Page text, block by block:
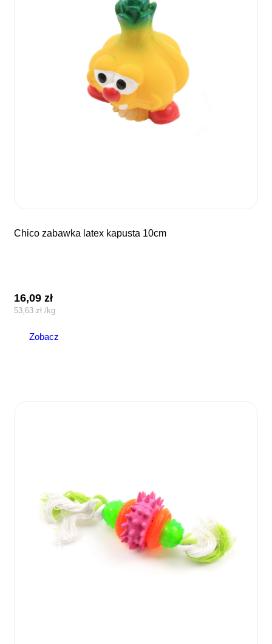
chico zabawka latex kapusta 10cm
16,09zł
53,63 zł /kg
Zobacz